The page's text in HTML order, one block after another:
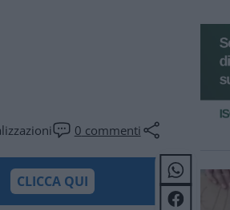
0 commenti
CLICCA QUI